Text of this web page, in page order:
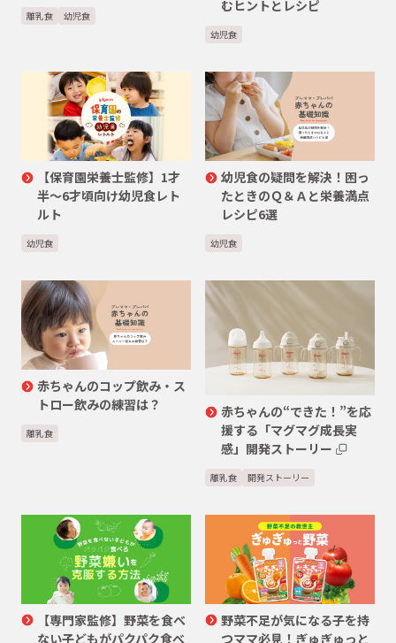
離乳食 幼児食
むヒントとレシピ
幼児食
【保育園栄養士監修】1才
半〜6才頃向け幼児食レト
ルト
幼児食
幼児食の疑問を解決！困っ
たときのＱ＆Ａと栄養満点
レシピ6選
幼児食
赤ちゃんのコップ飲み・ス
トロー飲みの練習は？
離乳食
赤ちゃんの“できた！”を応
援する「マグマグ成長実
感」開発ストーリー
離乳食 開発ストーリー
【専門家監修】野菜を食べ
ない子どもがパクパク食べ
野菜不足が気になる子を持
つママ必見！ぎゅぎゅっと